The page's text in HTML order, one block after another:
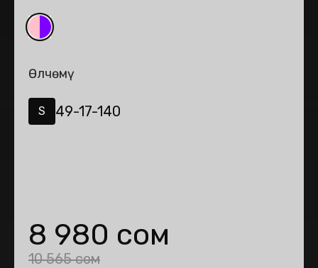
Өлчөмү
S 49-17-140
8 980 сом
10 565 сом